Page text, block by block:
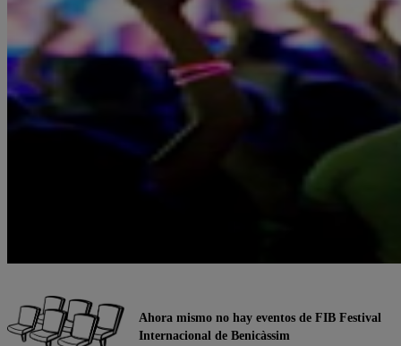
Ahora mismo no hay eventos de FIB Festival
Internacional de Benicàssim